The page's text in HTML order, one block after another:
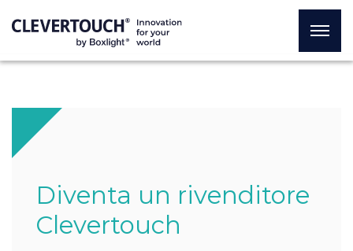
Diventa un rivenditore
Clevertouch